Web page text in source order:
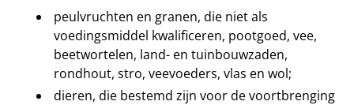
peulvruchten en granen, die niet als
voedingsmiddel kwalificeren, pootgoed, vee,
beetwortelen, land- en tuinbouwzaden,
rondhout, stro, veevoeders, vlas en wol;
dieren, die bestemd zijn voor de voortbrenging